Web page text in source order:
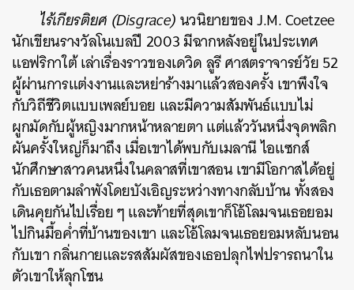
ไร้เกียรติยศ (Disgrace)นวนิยายของ J.M. Coetzee
นักเขียนรางวัลโนเบลปี 2003 มีฉากหลังอยู่ในประเทศ
แอฟริกาใต้ เล่าเรื่องราวของเดวิด ลูรี ศาสตราจารย์วัย 52
ผู้ผ่านการแต่งงานและหย่าร้างมาแล้วสองครั้ง เขาพึงใจ
กับวิถีชีวิตแบบเพลย์บอย และมีความสัมพันธ์แบบไม่
ผูกมัดกับผู้หญิงมากหน้าหลายตา แต่แล้ววันหนึ่งจุดพลิก
ผันครั้งใหญ่ก็มาถึง เมื่อเขาได้พบกับเมลานี ไอแซกส์
นักศึกษาสาวคนหนึ่งในคลาสที่เขาสอน เขามีโอกาสได้อยู่
กับเธอตามลำพังโดยบังเอิญระหว่างทางกลับบ้าน ทั้งสอง
เดินคุยกันไปเรื่อย ๆ และท้ายที่สุดเขาก็โอ้โลมจนเธอยอม
ไปกินมื้อค่ำที่บ้านของเขา และโอ้โลมจนเธอยอมหลับนอน
กับเขา กลิ่นกายและรสสัมผัสของเธอปลุกไฟปรารถนาใน
ตัวเขาให้ลุกโชน